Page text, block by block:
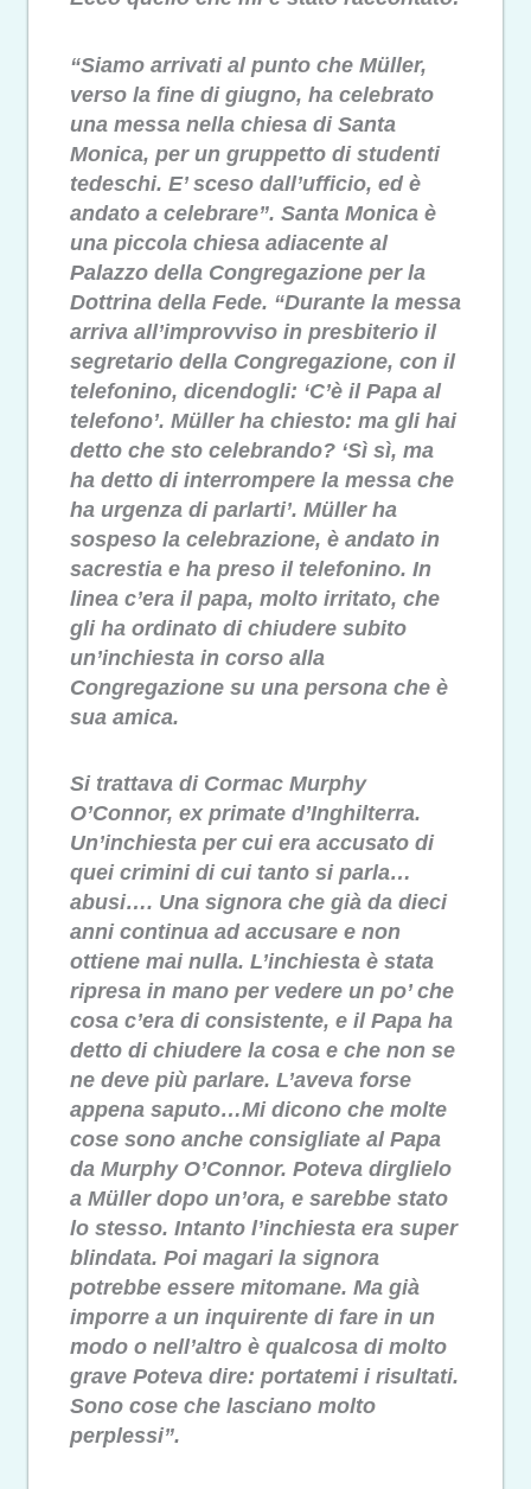
“Siamo arrivati al punto che Müller,
verso la fine di giugno, ha celebrato
una messa nella chiesa di Santa
Monica, per un gruppetto di studenti
tedeschi. E’ sceso dall’ufficio, ed è
andato a celebrare”. Santa Monica è
una piccola chiesa adiacente al
Palazzo della Congregazione per la
Dottrina della Fede. “Durante la messa
arriva all’improvviso in presbiterio il
segretario della Congregazione, con il
telefonino, dicendogli: ‘C’è il Papa al
telefono’. Müller ha chiesto: ma gli hai
detto che sto celebrando? ‘Sì sì, ma
ha detto di interrompere la messa che
ha urgenza di parlarti’. Müller ha
sospeso la celebrazione, è andato in
sacrestia e ha preso il telefonino. In
linea c’era il papa, molto irritato, che
gli ha ordinato di chiudere subito
un’inchiesta in corso alla
Congregazione su una persona che è
sua amica.
Si trattava di Cormac Murphy
O’Connor, ex primate d’Inghilterra.
Un’inchiesta per cui era accusato di
quei crimini di cui tanto si parla…
abusi…. Una signora che già da dieci
anni continua ad accusare e non
ottiene mai nulla. L’inchiesta è stata
ripresa in mano per vedere un po’ che
cosa c’era di consistente, e il Papa ha
detto di chiudere la cosa e che non se
ne deve più parlare. L’aveva forse
appena saputo…Mi dicono che molte
cose sono anche consigliate al Papa
da Murphy O’Connor. Poteva dirglielo
a Müller dopo un’ora, e sarebbe stato
lo stesso. Intanto l’inchiesta era super
blindata. Poi magari la signora
potrebbe essere mitomane. Ma già
imporre a un inquirente di fare in un
modo o nell’altro è qualcosa di molto
grave Poteva dire: portatemi i risultati.
Sono cose che lasciano molto
perplessi”.